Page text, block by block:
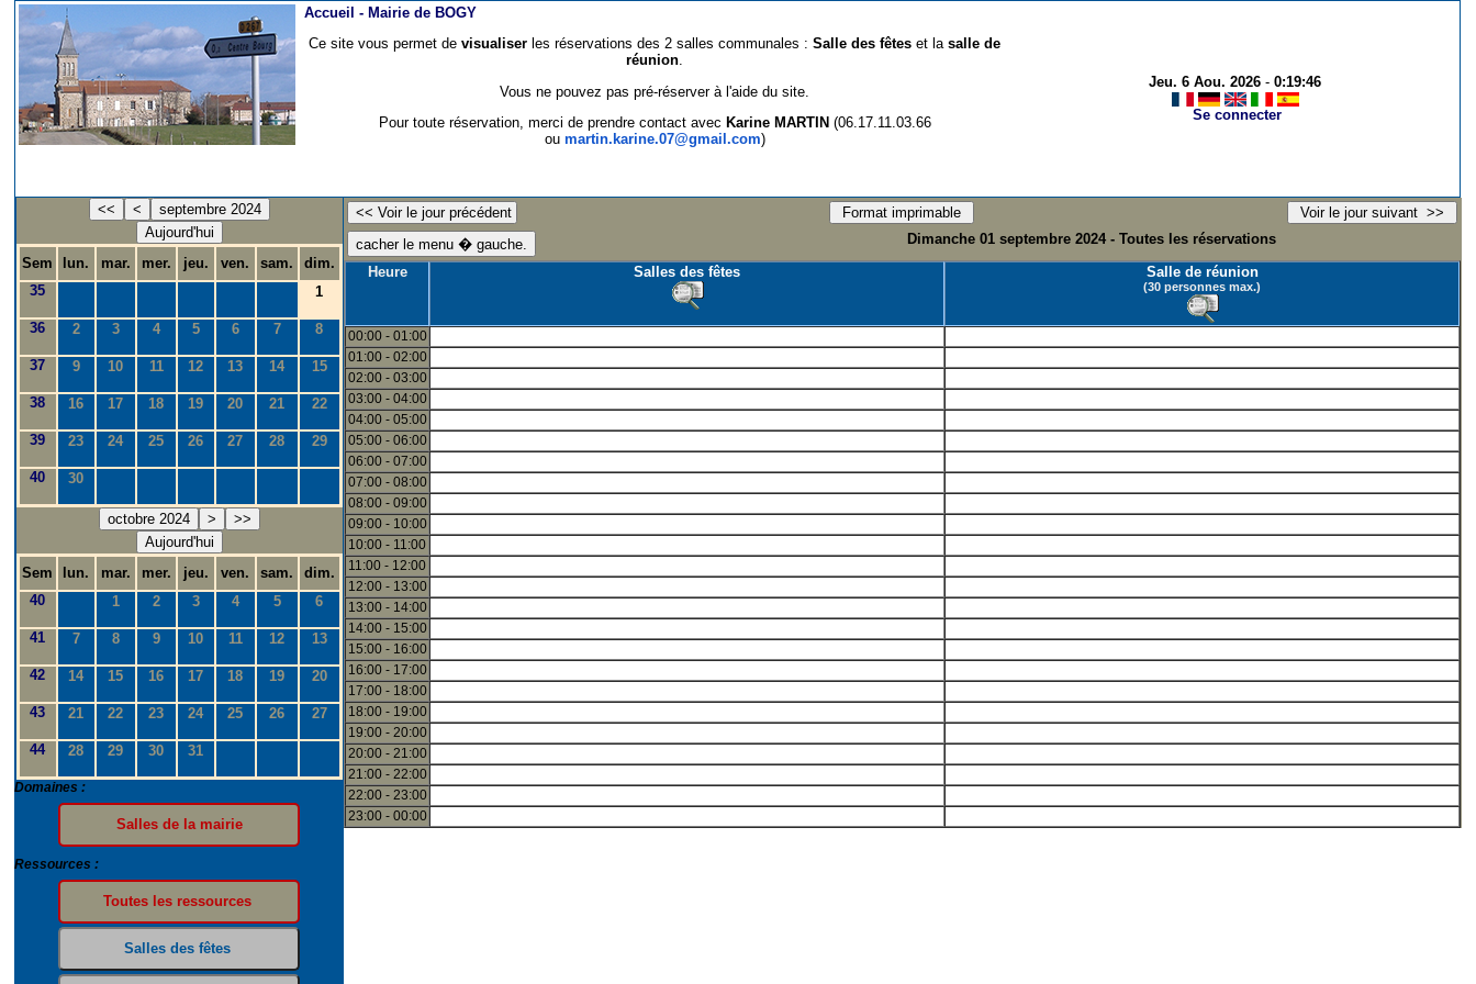
Accueil - Mairie de BOGY
Ce site vous permet devisualiser les réservations des 2 salles communales :Salle des fêtes et lasalle de
réunion.
Vous ne pouvez pas pré-réserver à l'aide du site.
Pour toute réservation, merci de prendre contact avec Karine MARTIN (06.17.11.03.66
ou martin.karine.07@gmail.com)
Jeu. 6 Aou. 2026 -0:19:46
Se connecter
<< <
septembre 2024
Aujourd'hui
Sem
lun. mar. mer. jeu. ven. sam.
dim.
35
1
36 2 3 4 5 6 7 8
37 9 10 11 12 13 14 15
38 16 17 18 19 20 21 22
39 23 24 25 26 27 28 29
40 30
octobre 2024 >
>>
Aujourd'hui
Sem
lun. mar. mer. jeu. ven. sam.
dim.
40
1 2 3 4 5 6
41 7 8 9 10 11 12 13
42 14 15 16 17 18 19 20
43 21 22 23 24 25 26 27
44 28 29 30 31
Domaines :
Ressources :
Dimanche 01 septembre 2024 - Toutes les réservations
Heure
Salles des fêtes Salle de réunion
(30 personnes max.)
00:00 - 01:00
01:00 - 02:00
02:00 - 03:00
03:00 - 04:00
04:00 - 05:00
05:00 - 06:00
06:00 - 07:00
07:00 - 08:00
08:00 - 09:00
09:00 - 10:00
10:00 - 11:00
11:00 - 12:00
12:00 - 13:00
13:00 - 14:00
14:00 - 15:00
15:00 - 16:00
16:00 - 17:00
17:00 - 18:00
18:00 - 19:00
19:00 - 20:00
20:00 - 21:00
21:00 - 22:00
22:00 - 23:00
23:00 - 00:00